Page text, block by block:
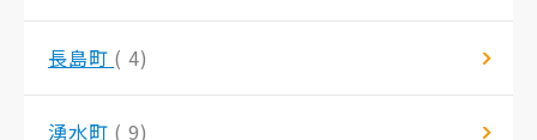
長島町 ( 4)
湧水町 ( 9)